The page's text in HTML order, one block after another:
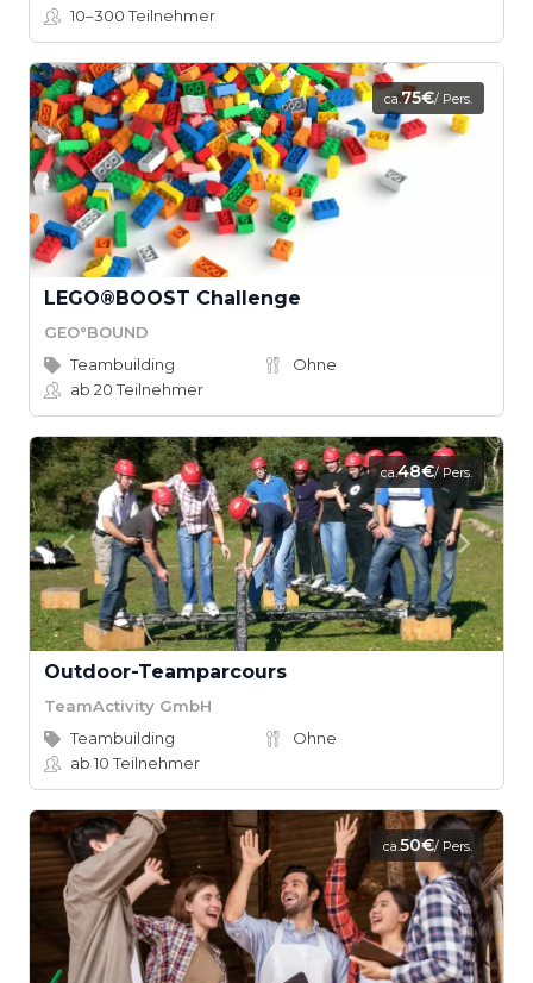
10–300Teilnehmer
ca.75€/ Pers.
LEGO®BOOST Challenge
GEO°BOUND
Teambuilding
Ohne
ab 20Teilnehmer
ca.48€/ Pers.
Outdoor-Teamparcours
TeamActivity GmbH
Teambuilding
Ohne
ab 10Teilnehmer
ca.50€/ Pers.